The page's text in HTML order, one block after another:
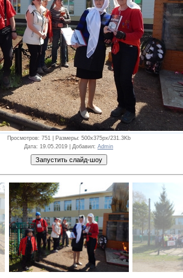
Просмотров: 751 | Размеры: 500x375px/231.3Kb
Дата: 19.05.2019 | Добавил: Admin